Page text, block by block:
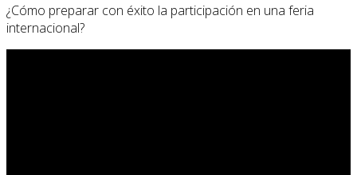
¿Cómo preparar con éxito la participación en una feria
internacional?